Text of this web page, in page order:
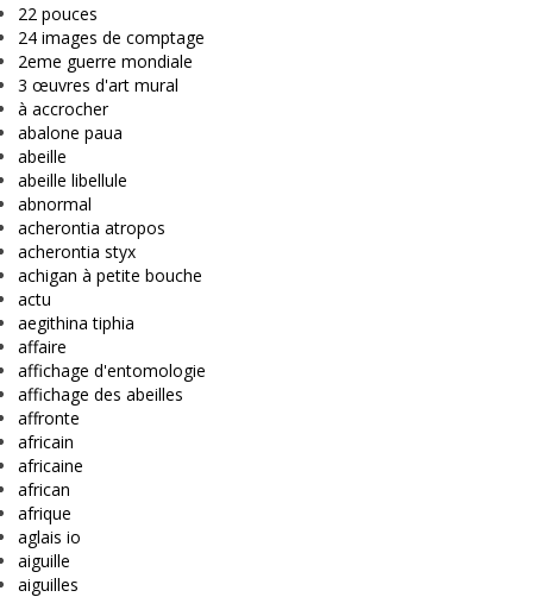
22 pouces
24 images de comptage
2eme guerre mondiale
3 œuvres d'art mural
à accrocher
abalone paua
abeille
abeille libellule
abnormal
acherontia atropos
acherontia styx
achigan à petite bouche
actu
aegithina tiphia
affaire
affichage d'entomologie
affichage des abeilles
affronte
africain
africaine
african
afrique
aglais io
aiguille
aiguilles